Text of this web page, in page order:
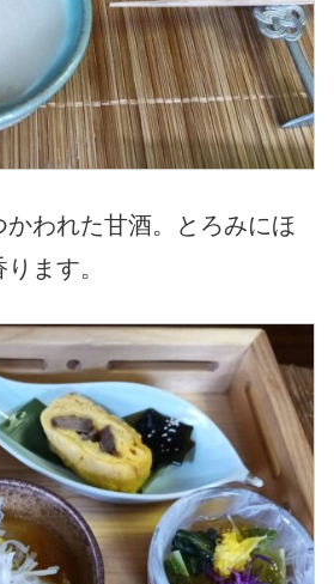
かわれた甘酒。とろみにほ
ます。